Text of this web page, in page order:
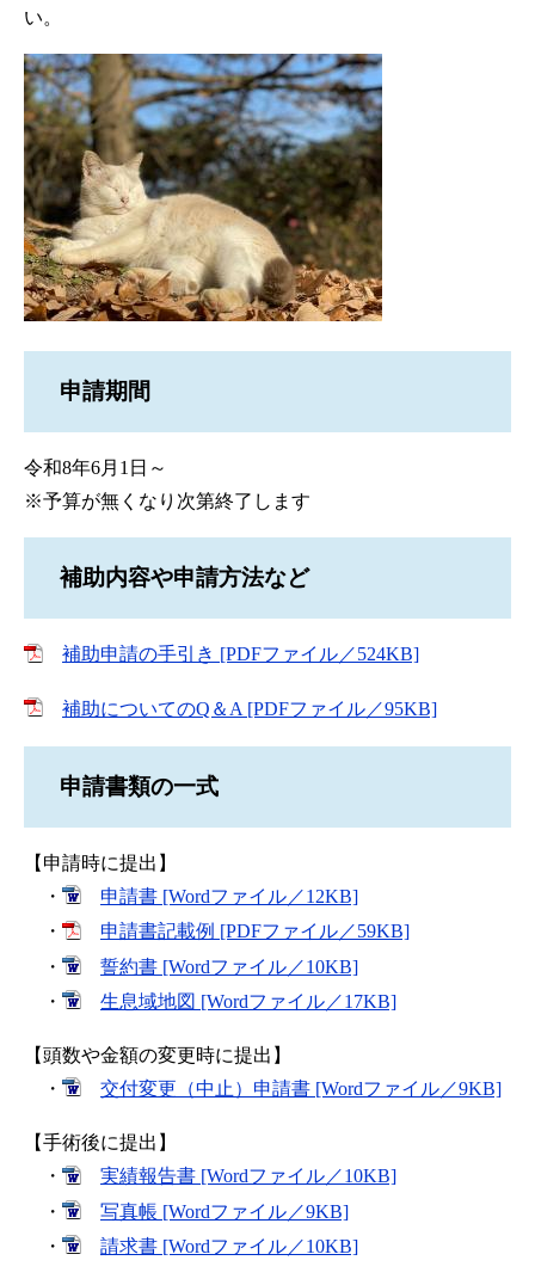
い。
申請期間
令和8年6月1日～
※予算が無くなり次第終了します
補助内容や申請方法など
補助申請の手引き [PDFファイル／524KB]
補助についてのQ＆A [PDFファイル／95KB]
申請書類の一式
【申請時に提出】
・
申請書 [Wordファイル／12KB]
・
申請書記載例 [PDFファイル／59KB]
・
誓約書 [Wordファイル／10KB]
・
生息域地図 [Wordファイル／17KB]
【頭数や金額の変更時に提出】
・
交付変更（中止）申請書 [Wordファイル／9KB]
【手術後に提出】
・
実績報告書 [Wordファイル／10KB]
・
写真帳 [Wordファイル／9KB]
・
請求書 [Wordファイル／10KB]